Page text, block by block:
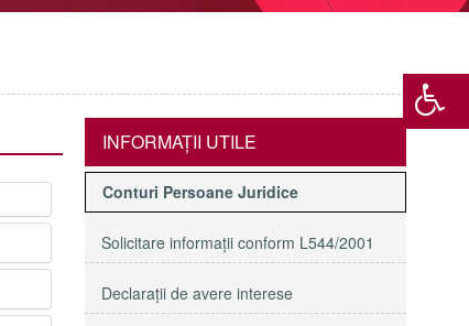
INFORMAŢII UTILE
Conturi Persoane Juridice
Solicitare informaţii conform L544/2001
Declaraţii de avere interese